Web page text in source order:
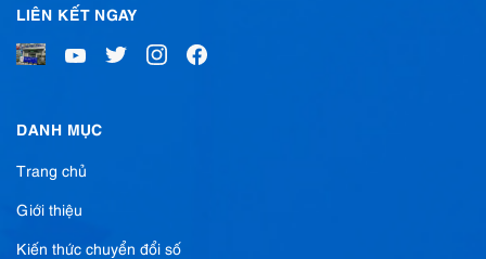
LIÊN KẾT NGAY
DANH MỤC
Trang chủ
Giới thiệu
Kiến thức chuyển đổi số